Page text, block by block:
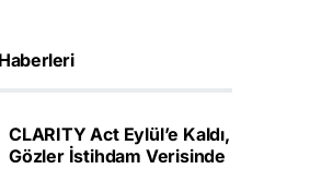
CLARITY Act Eylül’e Kaldı,
Gözler İstihdam Verisinde